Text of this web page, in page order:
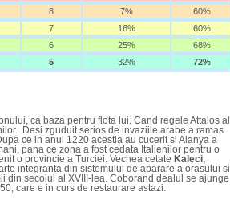
8 7%
60%
7 16%
60%
6 25%
68%
5 32% 72%
ca baza pentru flota lui. Cand regele Attalos al
Desi zguduit serios de invaziile arabe a ramas
ce in anul 1220 acestia au cucerit si Alanya a
pana ce zona a fost cedata Italienilor pentru o
o provincie a Turciei. Vechea cetate Kaleci,
integranta din sistemului de aparare a orasului si
din secolul al XVIII-lea. Coborand dealul se ajunge
care e in curs de restaurare astazi.